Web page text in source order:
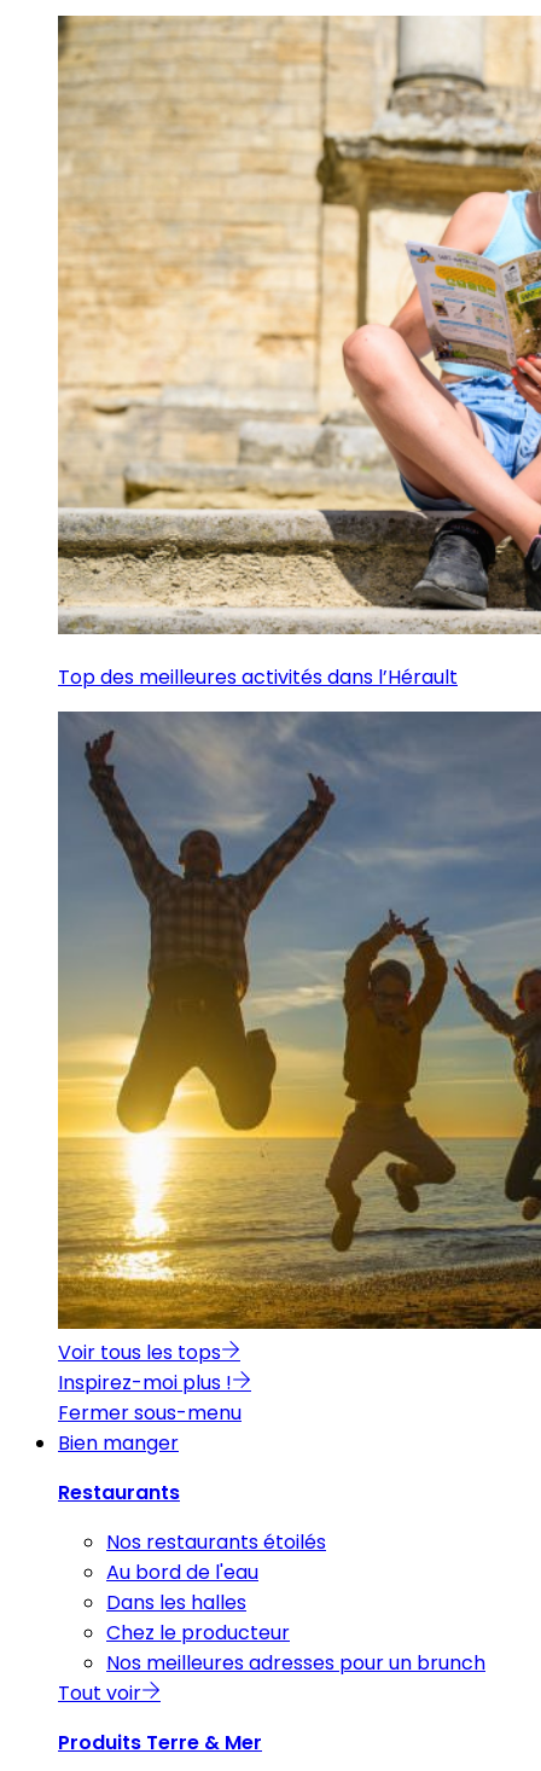
Top des meilleures activités dans l’Hérault
Voir tous les tops
Inspirez-moi plus !
Fermer sous-menu
Bien manger
Restaurants
Nos restaurants étoilés
Au bord de l'eau
Dans les halles
Chez le producteur
Nos meilleures adresses pour un brunch
Tout voir
Produits Terre & Mer